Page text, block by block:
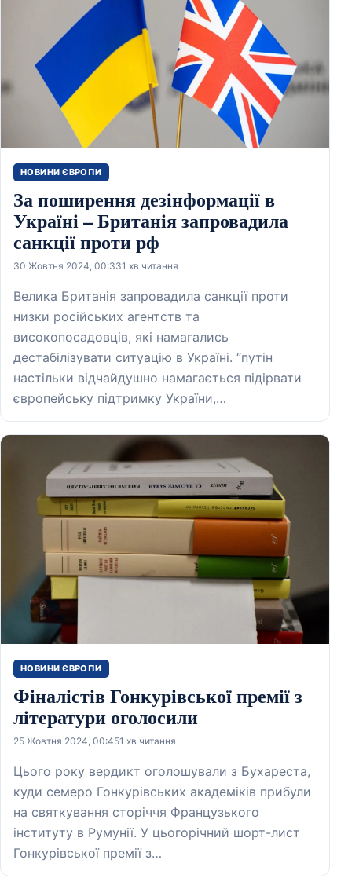
НОВИНИ ЄВРОПИ
За поширення дезінформації в
Україні – Британія запровадила
санкції проти рф
30 Жовтня 2024, 00:331 хв читання
Велика Британія запровадила санкції проти
низки російських агентств та
високопосадовців, які намагались
дестабілізувати ситуацію в Україні. “путін
настільки відчайдушно намагається підірвати
європейську підтримку України,…
НОВИНИ ЄВРОПИ
Фіналістів Гонкурівської премії з
літератури оголосили
25 Жовтня 2024, 00:451 хв читання
Цього року вердикт оголошували з Бухареста,
куди семеро Гонкурівських академіків прибули
на святкування сторіччя Французького
інституту в Румунії. У цьогорічний шорт-лист
Гонкурівської премії з…